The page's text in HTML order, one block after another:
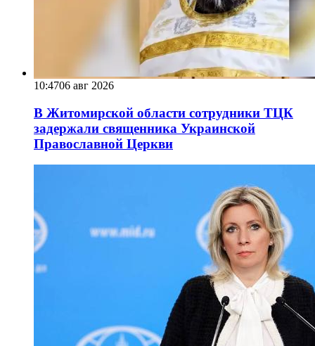
10:4706 авг 2026
В Житомирской области сотрудники ТЦК
задержали священника Украинской
Православной Церкви